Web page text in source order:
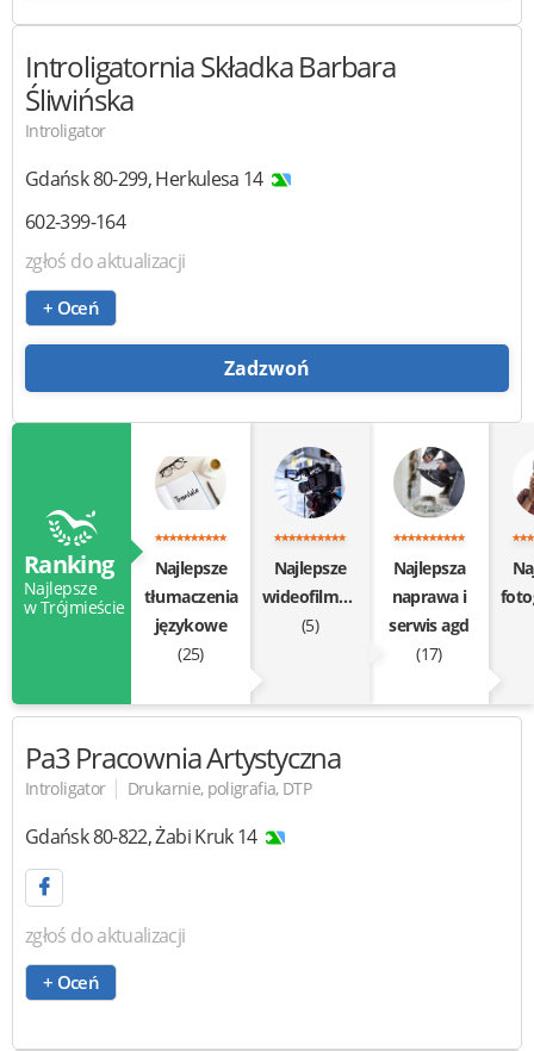
Introligatornia SkładkaBarbara
Śliwińska
Introligator
Gdańsk80-299,Herkulesa 14
602-399-164
zgłoś do aktualizacji
+ Oceń
Zadzwoń
Ranking
Najlepsze
w Trójmieście
Najlepsze
tłumaczenia
językowe
(25)
Najlepsze
wideofilmowanie
(5)
Najlepsza
naprawa i
serwis agd
(17)
Pa3Pracownia Artystyczna
Introligator | Drukarnie, poligrafia, DTP
Gdańsk80-822,Żabi Kruk 14
zgłoś do aktualizacji
+ Oceń